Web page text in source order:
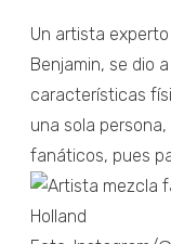
Un artista
Benjamin, se dio
características
una sola
fanáticos, pues